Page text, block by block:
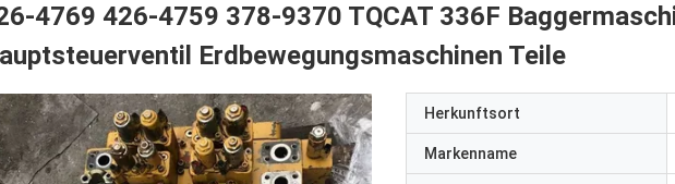
4769 426-4759 378-9370 TQCAT 336F
Erdbewegungsmaschinen Teile
Herkunftsort
Markenname